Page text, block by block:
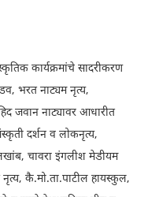
कार्यक्रमांचे सादरीकरण
भरत नाट्यम नृत्य,
जवान नाट्यावर आधारीत
दर्शन व लोकनृत्य,
चावरा इंगलीश मेडीयम
नृत्य, कै.मो.ता.पाटील हायस्कुल,